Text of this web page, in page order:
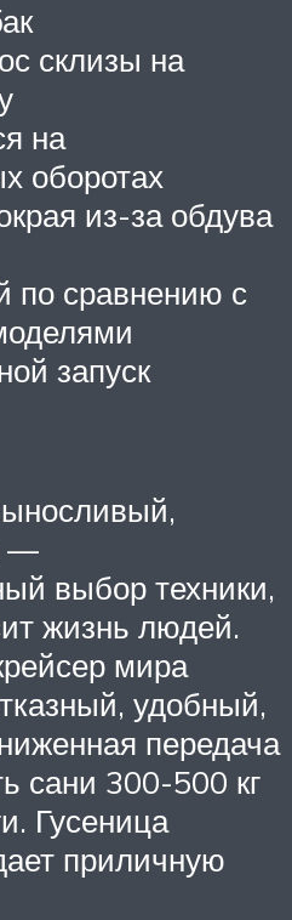
склизы на
на
оборотах
из-за обдува
по сравнению с
запуск
—
выбор техники,
жизнь людей.
мира
удобный,
передача
сани 300-500 кг
Гусеница
приличную